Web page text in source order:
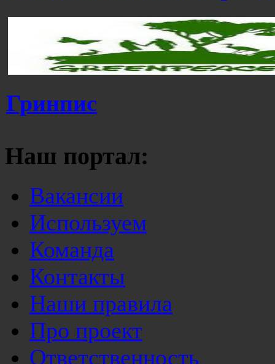
Гринпис
Наш портал:
Вакансии
Используем
Команда
Контакты
Наши правила
Про проект
Ответственность